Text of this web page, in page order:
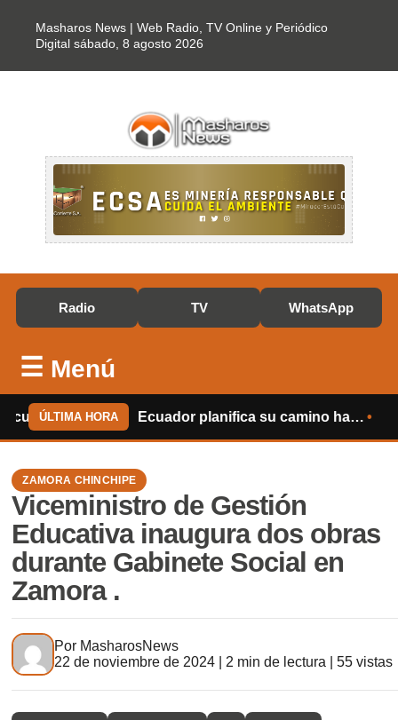
Masharos News | Web Radio, TV Online y Periódico
Digital sábado, 8 agosto 2026
Radio TV WhatsApp
☰
ÚLTIMA HORA
Ecuador planifica su camino hacia el Mundial de 2030 Centinela del Cóndor
ZAMORA CHINCHIPE
Viceministro de Gestión
Educativa inaugura dos obras
durante Gabinete Social en
Zamora .
Por MasharosNews
22 de noviembre de 2024 | 2 min de lectura | 55 vistas